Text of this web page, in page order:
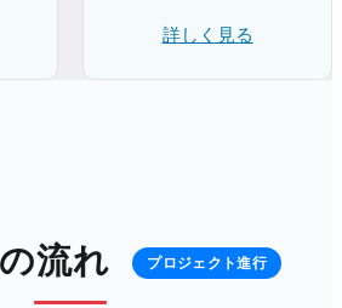
詳しく見る
流れ プロジェクト進行